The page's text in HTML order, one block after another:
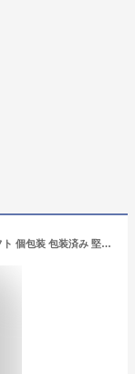
【銀座松崎煎餅】 江戸草加本丸 14枚入り ギフト 個包装 包装済み 堅焼き 東京土産 草加煎餅 うるち米 本格 手提げ袋付き お歳暮 御歳暮